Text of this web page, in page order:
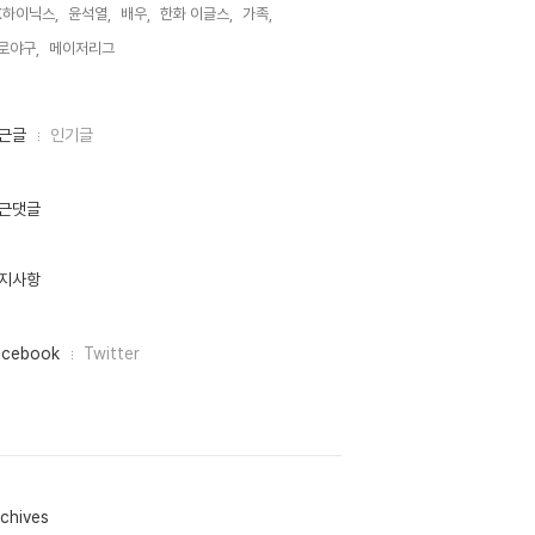
이닉스, 윤석열, 배우, 한화 이글스,
가족,
야구,
메이저리그,
글 인기글
댓글
사항
Twitter